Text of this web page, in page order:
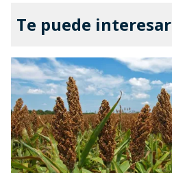
Te puede interesar